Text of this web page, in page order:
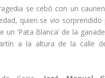
se cebó con un
quien se vio sorprendido
un ‘Pata Blanca’ de la
a la altura de la calle